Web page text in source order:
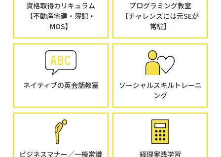
資格取得カリキュラム
【不動産宅建・簿記・
MOS】
プログラミング教室
【チャレンズには元SEが
常駐】
ネイティブの英会話教室
ソーシャルスキルトレーニ
ング
ビジネスマナー／一般常識 経理実践学習